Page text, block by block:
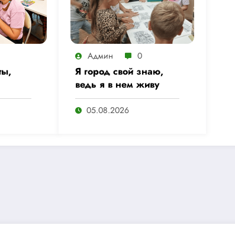
Админ 0
Я город свой знаю,
ведь я в нем живу
05.08.2026